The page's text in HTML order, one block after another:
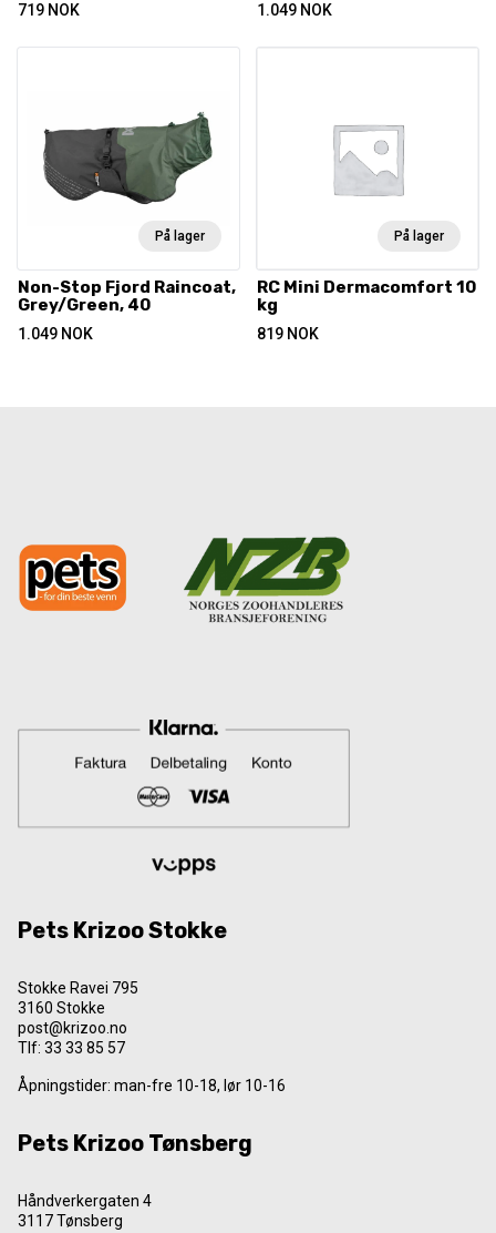
719 NOK 1.049 NOK
På lager
Non-Stop Fjord Raincoat,
Grey/Green, 40
1.049 NOK
På lager
RC Mini Dermacomfort 10
kg
819 NOK
Pets Krizoo Stokke
Stokke Ravei 795
3160 Stokke
post@krizoo.no
Tlf: 33 33 85 57
Åpningstider: man-fre 10-18, lør 10-16
Pets Krizoo Tønsberg
Håndverkergaten 4
3117 Tønsberg